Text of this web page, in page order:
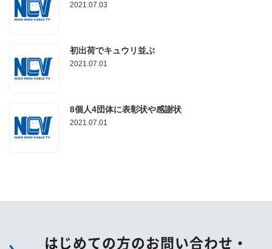
2021.07.03
初出荷でキュウリ並ぶ
2021.07.01
8個人4団体に表彰状や感謝状
2021.07.01
はじめての方のお問い合わせ・